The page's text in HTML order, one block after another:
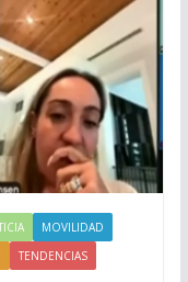
MOVILIDAD
TENDENCIAS